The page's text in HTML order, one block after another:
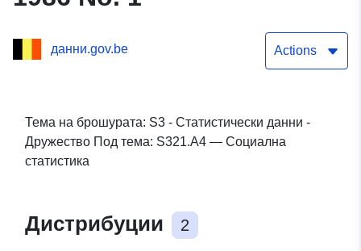
данни.gov.be Actions
Тема на брошурата: S3 - Статистически данни -
Дружество Под тема: S321.A4 — Социална
статистика
Дистрибуции 2